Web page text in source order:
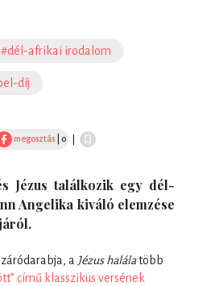
#dél-afrikai irodalom
díj
megosztás | 0
Jézus találkozik egy dél-
Angelika kiváló elemzése
a Jézus halálatöbb
című klasszikus versének